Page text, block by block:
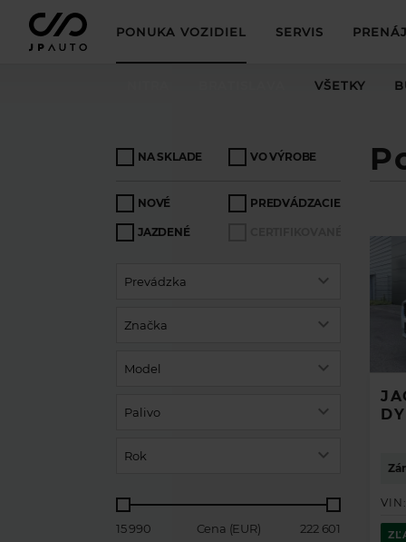
PONUKA VOZIDIEL
VŠETKY
SERVIS
NA SKLADE VO VÝROBE
NOVÉ PREDVÁDZACIE
JAZDENÉ
Prevádzka
Značka
Model
Palivo
Rok
15 990 Cena (EUR) 222 601
VIN: